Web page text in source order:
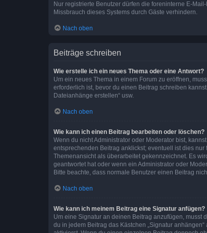
Nur registrierte Benutzer dürfen die foreninterne E-
Missbrauch dieses Systems durch Gäste verhindern.
Nach oben
Beiträge schreiben
Wie erstelle ich ein neues Thema oder eine Antwort?
Um ein neues Thema in einem Forum zu eröffnen,
erforderlich ist, bevor du einen Beitrag schreiben
Dateianhänge erstellen“ usw.
Nach oben
Wie kann ich einen Beitrag bearbeiten oder löschen?
Wenn du nicht Administrator oder Moderator bist,
entsprechenden Beitrag anklickst; eventuell ist dies
Themenansicht als überarbeitet gekennzeichnet. Es
geantwortet hat oder wenn ein Administrator oder
Bitte beachte, dass normale Benutzer einen Beitrag
Nach oben
Wie kann ich meinem Beitrag eine Signatur anfügen?
Um eine Signatur an deinen Beitrag anzufügen,
du in jedem Beitrag das Kästchen „Signatur